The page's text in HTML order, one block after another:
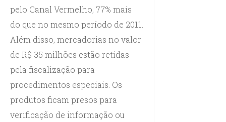
pelo Canal Vermelho, 77% mais
do que no mesmo período de 2011.
Além disso, mercadorias no valor
de R$ 35 milhões estão retidas
pela fiscalização para
procedimentos especiais. Os
produtos ficam presos para
verificação de informação ou